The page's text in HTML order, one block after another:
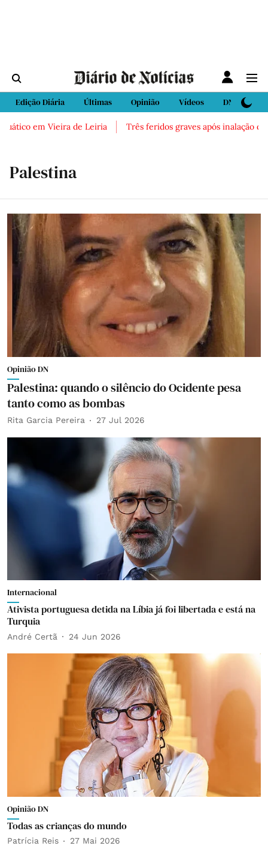
Edição Diária Últimas Opinião Vídeos DN Sport
em Vieira de Leiria Três feridos graves após inalação de
Palestina
Opinião DN
Palestina: quando o silêncio do Ocidente pesa
tanto como as bombas
Rita Garcia Pereira 27 Jul 2026
Internacional
Ativista portuguesa detida na Líbia já foi libertada e está na
Turquia
André Certã 24 Jun 2026
Opinião DN
Todas as crianças do mundo
Patrícia Reis 27 Mai 2026